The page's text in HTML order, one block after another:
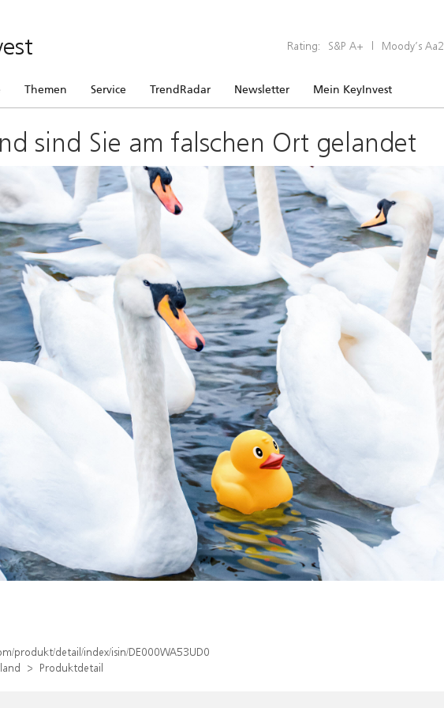
Rating: S&P A+ | Moody’s Aa2
Themen Service TrendRadar Newsletter Mein KeyInvest
sind Sie am falschen Ort gelandet
produkt/detail/index/isin/DE000WA53UD0
Produktdetail